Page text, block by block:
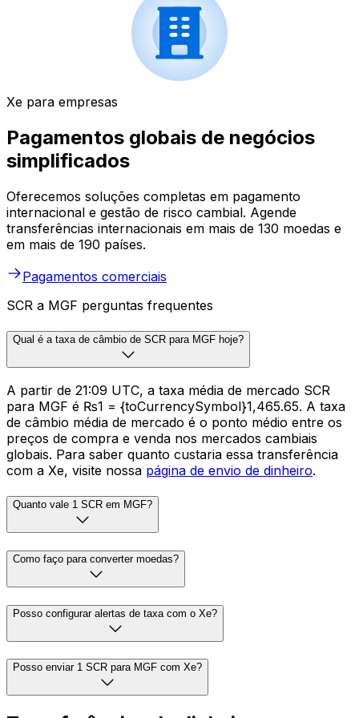
Xe para empresas
Pagamentos globais de negócios
simplificados
Oferecemos soluções completas em pagamento
internacional e gestão de risco cambial. Agende
transferências internacionais em mais de 130 moedas e
em mais de 190 países.
Pagamentos comerciais
SCR a MGF perguntas frequentes
Qual é a taxa de câmbio de SCR para MGF hoje?
A partir de 21:09 UTC, a taxa média de mercado SCR
para MGF é ₨1 = {toCurrencySymbol}1,465.65. A taxa
de câmbio média de mercado é o ponto médio entre os
preços de compra e venda nos mercados cambiais
globais. Para saber quanto custaria essa transferência
com a Xe, visite nossa página de envio de dinheiro.
Quanto vale 1 SCR em MGF?
Como faço para converter moedas?
Posso configurar alertas de taxa com o Xe?
Posso enviar 1 SCR para MGF com Xe?